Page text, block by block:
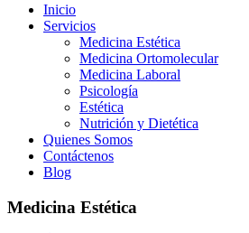
Inicio
Servicios
Medicina Estética
Medicina Ortomolecular
Medicina Laboral
Psicología
Estética
Nutrición y Dietética
Quienes Somos
Contáctenos
Blog
Medicina Estética